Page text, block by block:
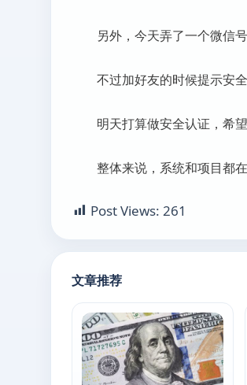
另外，今天弄了一个微信
不过加好友的时候提示安
明天打算做安全认证，希望
整体来说，系统和项目都
Post Views: 261
文章推荐